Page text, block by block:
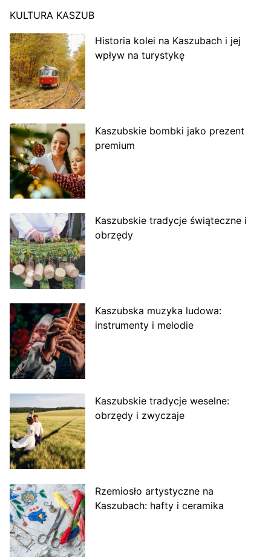
KULTURA KASZUB
Historia kolei na Kaszubach i jej
wpływ na turystykę
Kaszubskie bombki jako prezent
premium
Kaszubskie tradycje świąteczne i
obrzędy
Kaszubska muzyka ludowa:
instrumenty i melodie
Kaszubskie tradycje weselne:
obrzędy i zwyczaje
Rzemiosło artystyczne na
Kaszubach: hafty i ceramika